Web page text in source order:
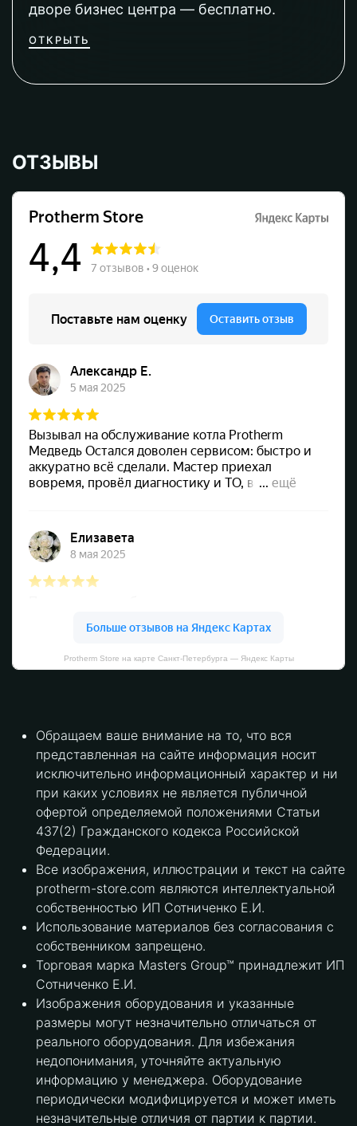
дворе бизнес центра — бесплатно.
ОТКРЫТЬ
ОТЗЫВЫ
Protherm Store на карте Санкт‑Петербурга — Яндекс Карты
Обращаем ваше внимание на то, что вся
представленная на сайте информация носит
исключительно информационный характер и ни
при каких условиях не является публичной
офертой определяемой положениями Статьи
437(2) Гражданского кодекса Российской
Федерации.
Все изображения, иллюстрации и текст на сайте
protherm-store.com являются интеллектуальной
собственностью ИП Сотниченко Е.И.
Использование материалов без согласования с
собственником запрещено.
Торговая марка Masters Group™ принадлежит ИП
Сотниченко Е.И.
Изображения оборудования и указанные
размеры могут незначительно отличаться от
реального оборудования. Для избежания
недопонимания, уточняйте актуальную
информацию у менеджера. Оборудование
периодически модифицируется и может иметь
незначительные отличия от партии к партии.